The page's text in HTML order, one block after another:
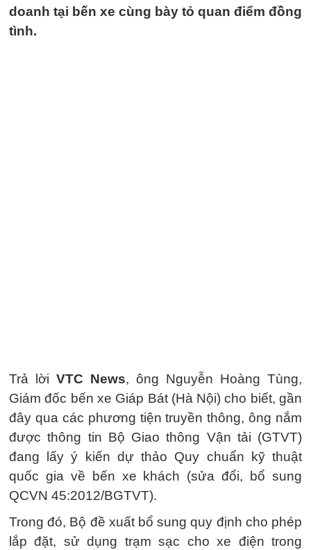
doanh tại bến xe cùng bày tỏ quan điểm đồng
tình.
Trả lời VTC News, ông Nguyễn Hoàng Tùng,
Giám đốc bến xe Giáp Bát (Hà Nội) cho biết, gần
đây qua các phương tiện truyền thông, ông nắm
được thông tin Bộ Giao thông Vận tải (GTVT)
đang lấy ý kiến dự thảo Quy chuẩn kỹ thuật
quốc gia về bến xe khách (sửa đổi, bổ sung
QCVN 45:2012/BGTVT).
Trong đó, Bộ đề xuất bổ sung quy định cho phép
lắp đặt, sử dụng trạm sạc cho xe điện trong